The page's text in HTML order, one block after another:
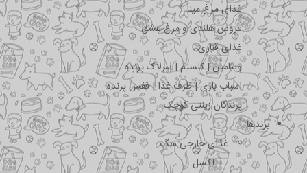
غذای مرغ مینا
عروس هلندی و مرغ عشق
غذای قناری
ویتامین | کلسیم | سرلاک پرنده
اسباب بازی | ظرف غذا | قفس پرنده
پرندگان زینتی کوچک
برندها
غذای خارجی سگ
اکسل